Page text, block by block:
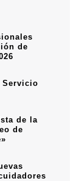
de
Servicio
de la
de